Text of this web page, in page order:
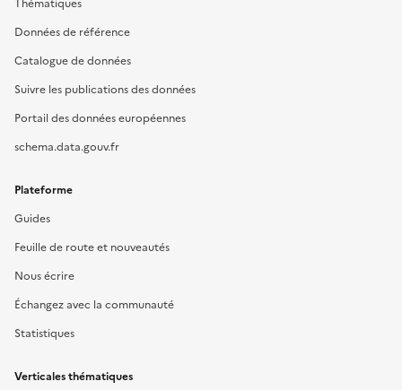
Données de référence
Catalogue de données
Suivre les publications des données
Portail des données européennes
schema.data.gouv.fr
Plateforme
Guides
Feuille de route et nouveautés
Nous écrire
Échangez avec la communauté
Statistiques
Verticales thématiques